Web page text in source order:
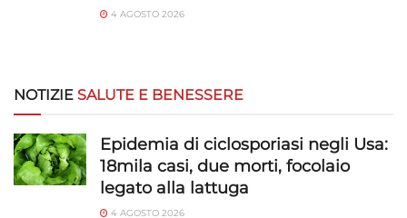
4 AGOSTO 2026
NOTIZIE SALUTE E BENESSERE
Epidemia di ciclosporiasi negli Usa:
18mila casi, due morti, focolaio
legato alla lattuga
4 AGOSTO 2026